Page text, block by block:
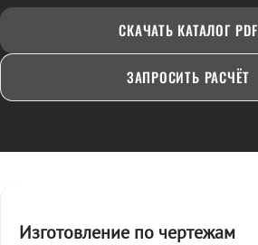
СКАЧАТЬ КАТАЛОГ PDF
ЗАПРОСИТЬ РАСЧЁТ
Изготовление по чертежам